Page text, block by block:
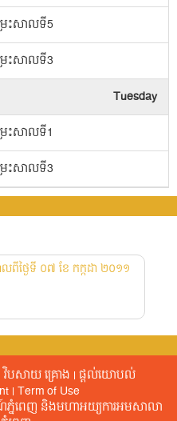
ះសាលទី5
ះសាលទី3
Tuesday
ះសាលទី1
ះសាលទី3
ះសាលទី3
ះសាលទី4
លពីថ្ងៃទី ០៧ ខែ កក្កដា ២០១១
|វិបសាយ គ្រោង |ផ្តល់​យោបល់​
|Term of Use
ភ្នំពេញ​ និងមហាអយ្យការអមសាលា